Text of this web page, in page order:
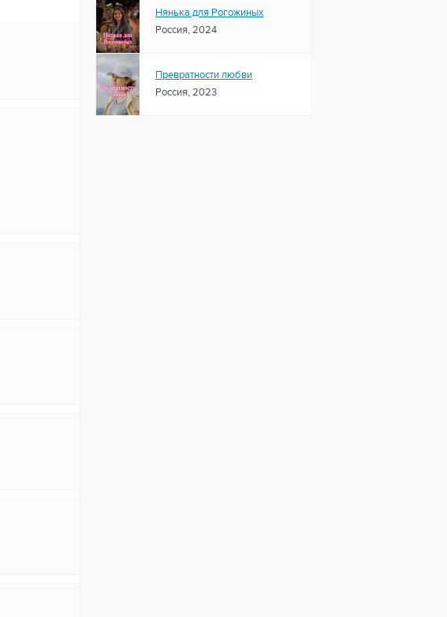
Нянька для Рогожиных
Россия, 2024
Превратности любви
Россия, 2023